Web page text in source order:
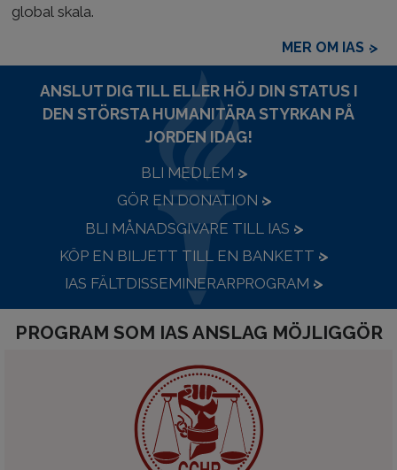
global skala.
MER OM IAS
ANSLUT DIG TILL ELLER HÖJ DIN STATUS I
DEN STÖRSTA HUMANITÄRA STYRKAN PÅ
JORDEN IDAG!
BLI MEDLEM
GÖR EN DONATION
BLI MÅNADSGIVARE TILL IAS
KÖP EN BILJETT TILL EN BANKETT
IAS FÄLTDISSEMINERARPROGRAM
PROGRAM SOM IAS ANSLAG MÖJLIGGÖR